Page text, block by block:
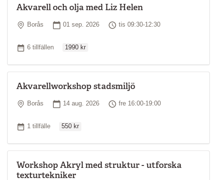
Akvarell och olja med Liz Helen
Plats
Borås Startdatum
01 sep. 2026 Tid
tis 09:30-12:30
Antal tillfällen
6 tillfällen 1990 kr
Akvarellworkshop stadsmiljö
Plats
Borås Startdatum
14 aug. 2026 Tid
fre 16:00-19:00
Antal tillfällen
1 tillfälle 550 kr
Workshop Akryl med struktur - utforska
texturtekniker